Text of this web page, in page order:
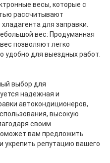
весы, которые с
рассчитывают
для заправки.
вес: Продуманная
позволяют легко
для выездных работ.
выбор для
надежная и
автокондиционеров,
высокую
своим
вам предложить
укрепить репутацию вашего